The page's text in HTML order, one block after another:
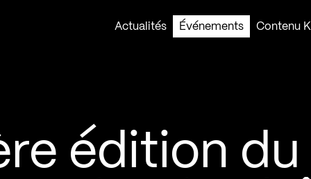
Actualités
Événements Contenu
édition du